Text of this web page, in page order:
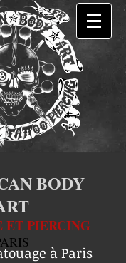
BODY
ET PIERCING
à Paris